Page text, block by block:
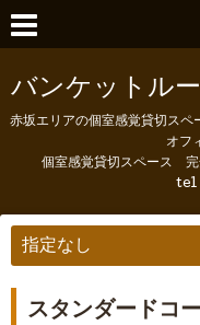
バンケットル
赤坂エリアの個室感覚貸切ス
オフ
個室感覚貸切スペース
tel
指定なし
スタンダードコ